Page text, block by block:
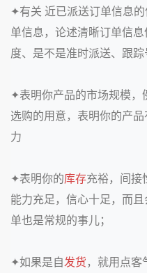
✦有关 近已派送订单信息
单信息，论述清晰订单信
度、是不是准时派送、跟
✦表明你产品的市场规模，
选购的用意， 表明你的产
力
✦表明你的库存充裕，间接
能力充足，信心十足，而
单也是常规的事儿；
✦如果是自发货，就用点